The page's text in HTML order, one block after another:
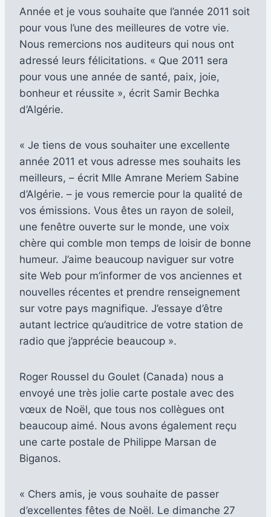
Année et je vous souhaite que l’année 2011 soit
pour vous l’une des meilleures de votre vie.
Nous remercions nos auditeurs qui nous ont
adressé leurs félicitations. « Que 2011 sera
pour vous une année de santé, paix, joie,
bonheur et réussite », écrit Samir Bechka
d’Algérie.
« Je tiens de vous souhaiter une excellente
année 2011 et vous adresse mes souhaits les
meilleurs, – écrit Mlle Amrane Meriem Sabine
d’Algérie. – je vous remercie pour la qualité de
vos émissions. Vous êtes un rayon de soleil,
une fenêtre ouverte sur le monde, une voix
chère qui comble mon temps de loisir de bonne
humeur. J’aime beaucoup naviguer sur votre
site Web pour m’informer de vos anciennes et
nouvelles récentes et prendre renseignement
sur votre pays magnifique. J’essaye d’être
autant lectrice qu’auditrice de votre station de
radio que j’apprécie beaucoup ».
Roger Roussel du Goulet (Canada) nous a
envoyé une très jolie carte postale avec des
vœux de Noël, que tous nos collègues ont
beaucoup aimé. Nous avons également reçu
une carte postale de Philippe Marsan de
Biganos.
« Chers amis, je vous souhaite de passer
d’excellentes fêtes de Noël. Le dimanche 27